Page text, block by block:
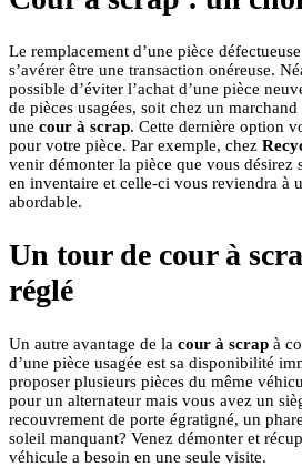
Le remplacement d’une pièce
s’avérer être une transaction onéreuse.
possible d’éviter l’achat d’une pièce
de pièces usagées, soit chez un
une cour à scrap. Cette dernière option
pour votre pièce. Par exemple, chez
venir démonter la pièce que vous désirez
en inventaire et celle-ci vous reviendra à
abordable.
Un tour de cour à
réglé
Un autre avantage de la cour à scrap à
d’une pièce usagée est sa disponibilité
proposer plusieurs pièces du même
pour un alternateur mais vous avez un
recouvrement de porte égratigné, un
soleil manquant? Venez démonter et
véhicule a besoin en une seule visite.